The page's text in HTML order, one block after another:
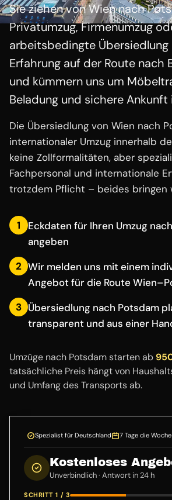
Sie ziehen von Wien nach
Privatumzug, Firmenumzug
arbeitsbedingte
Erfahrung auf der Route nach
und kümmern uns um
Beladung und sichere Ankunft
Die Übersiedlung von Wien nach
internationaler Umzug innerhalb
keine Zollformalitäten, aber
Fachpersonal und internationale
trotzdem Pflicht – beides bringen
1
Eckdaten für Ihren Umzug
angeben
2 Wir melden uns mit einem
Angebot für die Route
3 Übersiedlung nach Potsdam
transparent und aus einer
Umzüge nach Potsdam starten ab
tatsächliche Preis hängt von
und Umfang des Transports ab.
Spezialist für Deutschland 7 Tage die Woche
Kostenloses
Unverbindlich · Antwort in 24 h
SCHRITT 1 / 3